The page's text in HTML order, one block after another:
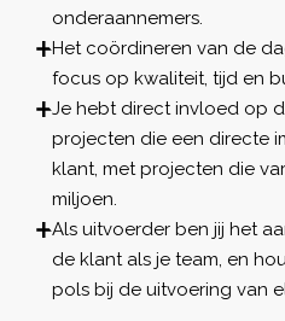
onderaannemers.
Het coördineren van de
focus op kwaliteit, tijd en
Je hebt direct invloed op
projecten die een directe
klant, met projecten die
miljoen.
Als uitvoerder ben jij het
de klant als je team, en
pols bij de uitvoering van